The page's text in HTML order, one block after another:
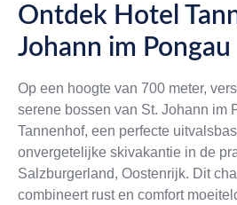
Ontdek Hotel
Johann im Pongau
Op een hoogte van 700 meter,
serene bossen van St. Johann im
Tannenhof, een perfecte
onvergetelijke skivakantie in de
Salzburgerland, Oostenrijk. Dit
combineert rust en comfort